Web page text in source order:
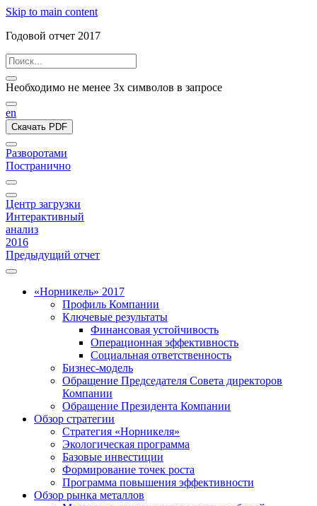
Skip to main content
Годовой отчет 2017
Необходимо не менее 3х символов в запросе
en
Скачать PDF
Разворотами
Постранично
Центр загрузки
Интерактивный
анализ
2016
Предыдущий отчет
«Норникель» 2017
Профиль Компании
Ключевые результаты
Финансовая устойчивость
Операционная эффективность
Социальная ответственность
Бизнес-модель
Обращение Председателя Совета директоров
Компании
Обращение Президента Компании
Обзор стратегии
Стратегия «Норникеля»
Экологическая программа
Базовые инвестиции
Формирование точек роста
Программа повышения эффективности
Обзор рынка металлов